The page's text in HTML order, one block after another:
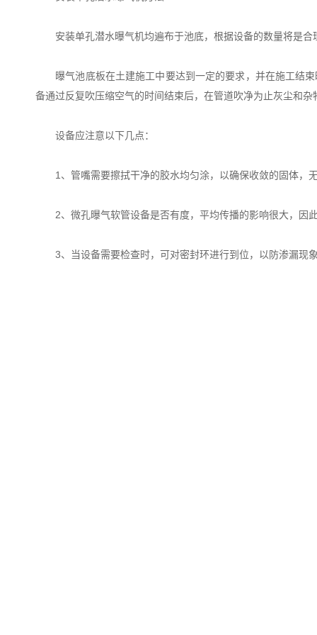
安装单孔潜水曝气机均遍布于池底，根据设备的数量将是合
曝气池底板在土建施工中要达到一定的要求，并在施工结束
备通过反复吹压缩空气的时间结束后，在管道吹净为止灰尘和
设备应注意以下几点：
1、管嘴需要擦拭干净的胶水均匀涂，以确保收敛的固体，
2、微孔曝气软管设备是否有度，平均传播的影响很大，因
3、当设备需要检查时，可对密封环进行到位，以防渗漏现